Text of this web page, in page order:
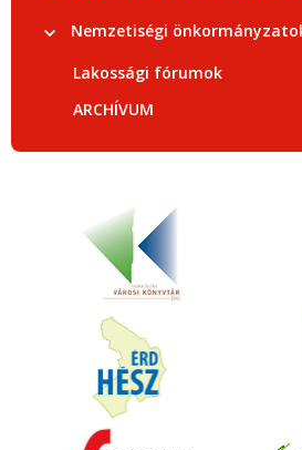
Nemzetiségi
Lakossági fórumok
ARCHÍVUM